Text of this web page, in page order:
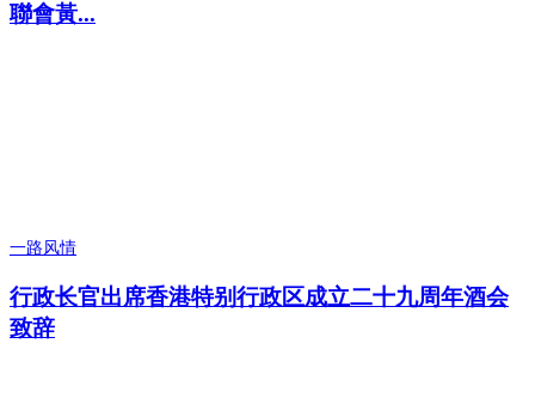
聯會黃...
一路风情
行政长官出席香港特别行政区成立二十九周年酒会
致辞